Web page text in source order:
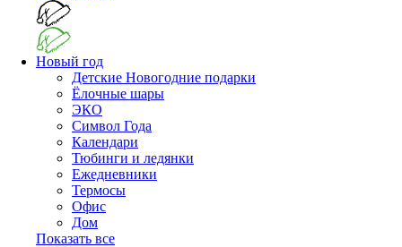
Новый год
Детские Новогодние подарки
Ёлочные шары
ЭКО
Символ Года
Календари
Тюбинги и ледянки
Ежедневники
Термосы
Офис
Дом
Показать все